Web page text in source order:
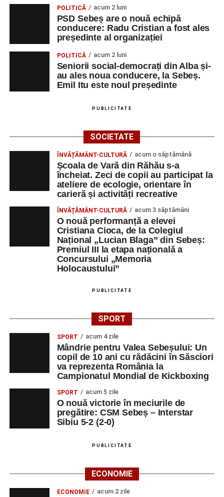
Duminică, 23 august 2026, Râpa Roșie găzduiește
cea de-a III-a ediție a concursului „CicloAventurier
de Sebeș”
Primul concert din cadrul String Symphonic Camp
2026 a adus emoție și aplauze la Sebeș
POLITICĂ acum 2 luni
PSD Sebeș are o nouă echipă
conducere: Radu Cristian a fost ales
președinte al organizației
POLITICĂ acum 2 luni
Seniorii social-democrați din Alba și-
au ales noua conducere, la Sebeș.
Emil Itu este noul președinte
PUBLICITATE
SOCIETATE
ÎNVĂȚĂMÂNT-CULTURĂ acum o săptămână
Școala de Vară din Răhău s-a
încheiat. Zeci de copii au participat la
ateliere de ecologie, orientare în
carieră și activități recreative
ÎNVĂȚĂMÂNT-CULTURĂ acum 3 săptămâni
O nouă performanță a elevei
Cristiana Cioca, de la Colegiul
Național „Lucian Blaga” din Sebeș:
Premiul III la etapa națională a
Concursului „Memoria
Holocaustului”
PUBLICITATE
SPORT
SPORT acum 4 zile
Mândrie pentru Valea Sebeșului: Un
copil de 10 ani cu rădăcini în Săsciori
va reprezenta România la
Campionatul Mondial de Kickboxing
SPORT acum 5 zile
O nouă victorie în meciurile de
pregătire: CSM Sebeș – Interstar
Sibiu 5-2 (2-0)
PUBLICITATE
ECONOMIE
ECONOMIE acum 2 zile